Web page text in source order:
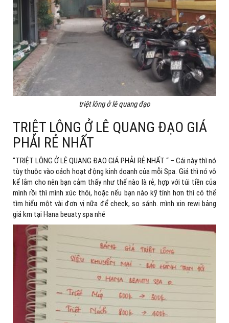
triệt lông ở lê quang đạo
TRIỆT LÔNG Ở LÊ QUANG ĐẠO GIÁ
PHẢI RẺ NHẤT
“TRIỆT LÔNG Ở LÊ QUANG ĐẠO GIÁ PHẢI RẺ NHẤT “ – Cái này thì nó
tùy thuộc vào cách hoạt động kinh doanh của mỗi Spa. Giá thì nó vô
kể lắm cho nên bạn cảm thấy như thế nào là rẻ, hợp với túi tiền của
mình rồi thì mình xúc thôi, hoặc nếu bạn nào kỹ tính hơn thì có thể
tìm hiểu một vài đơn vị nữa để check, so sánh. mình xin rewi bảng
giá km tại Hana beuaty spa nhé